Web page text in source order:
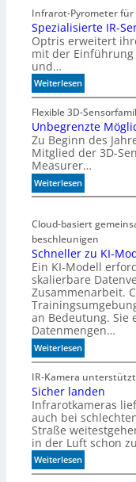
Infrarot-Pyrometer
Spezialisierte IR-
Optris erweitert
mit der Einführung
und…
Weiterlesen:
S
p
e
z
i
a
l
i
i
e
r
t
e
I
R
-
S
e
s
o
r
e
n
Flexible 3D-
Unbegrenzte
Zu Beginn des
Mitglied der 3D-
Measurer…
Weiterlesen:
U
b
e
g
r
e
n
z
t
e
M
ö
g
l
i
c
h
k
e
Cloud-basiert
beschleunigen
Schneller zu KI-
Ein KI-Modell
skalierbare
Zusammenarbeit.
an Bedeutung. Sie
Datenmengen…
Weiterlesen:
S
c
h
n
e
l
e
r
IR-Kamera
Sicher landen
Infrarotkameras
auch bei
Straße
in der Luft schon
Weiterlesen:
S